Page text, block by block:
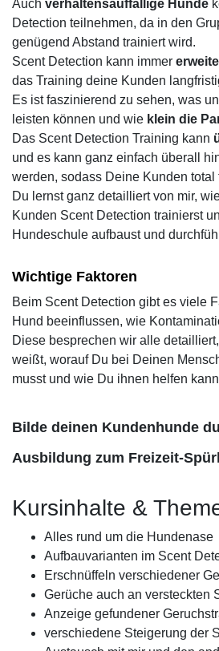
Auch verhaltensauffällige Hunde
Detection teilnehmen, da in den
genügend Abstand trainiert wird.
Scent Detection kann immer
das Training deine Kunden
Es ist faszinierend zu sehen, was
leisten können und wie klein die
Das Scent Detection Training kann
und es kann ganz einfach überall
werden, sodass Deine Kunden
Du lernst ganz detailliert von mir,
Kunden Scent Detection trainierst
Hundeschule aufbaust und
Wichtige Faktoren
Beim Scent Detection gibt es viele
Hund beeinflussen, wie
Diese besprechen wir alle
weißt, worauf Du bei Deinen
musst und wie Du ihnen helfen
Bilde deinen Kundenhunde
Ausbildung zum Freizeit-
Kursinhalte &
Alles rund um die Hundenase
Aufbauvarianten im Scent
Erschnüffeln verschiedener
Gerüche auch an versteckten
Anzeige gefundener
verschiedene Steigerung der